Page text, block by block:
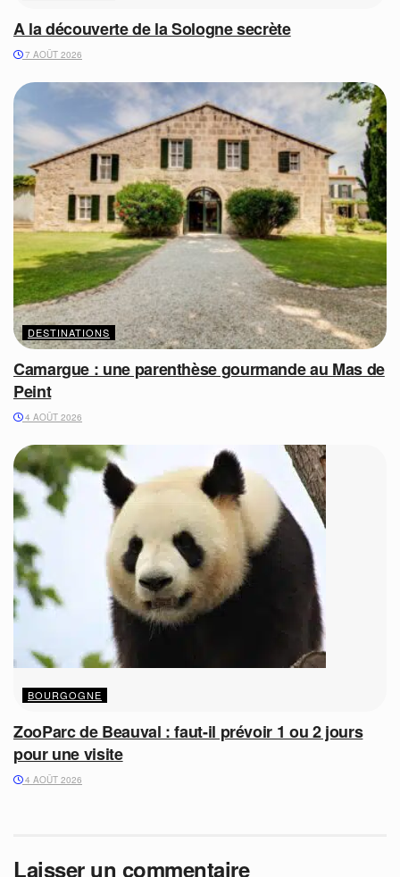
A la découverte de la Sologne secrète
7 AOÛT 2026
DESTINATIONS
Camargue : une parenthèse gourmande au Mas de
Peint
4 AOÛT 2026
BOURGOGNE
ZooParc de Beauval : faut-il prévoir 1 ou 2 jours
pour une visite
4 AOÛT 2026
Laisser un commentaire